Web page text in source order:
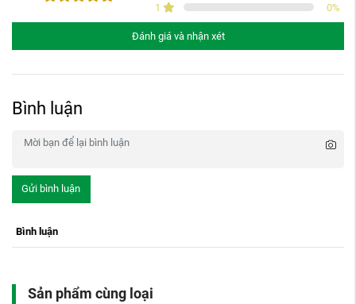
1
0%
Đánh giá và nhận xét
Bình luận
Gửi bình luận
Bình luận
Sản phẩm cùng loại